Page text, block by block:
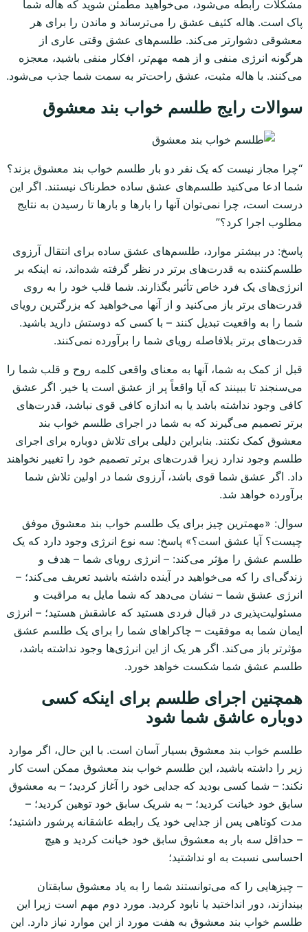
مشکلات رابطه می‌شود، می‌خواهید مطمئن شوید که هاله شما
پاک است. هاله کثیف عشق را می‌ترساند و ماندن را برای هر
معشوقی دشوارتر می‌کند. طلسم‌های عشق وقتی عاری از
هرگونه انرژی منفی و از همه مهم‌تر، افکار منفی باشید، معجزه
می‌کنند. با هاله مثبت، عشق راحت‌تر به سمت شما جذب می‌شود.
سوالات رایج طلسم خواب بند معشوق
“چرا مجاز نیست که یک نفر دو بار طلسم خواب بند معشوق بزند؟
شما ادعا می‌کنید طلسم‌های عشق ساده خطرناک نیستند. اگر این
درست است، چرا نمی‌توان آنها را بارها و بارها تا رسیدن به نتایج
مطلوب اجرا کرد؟”
پاسخ: در بیشتر موارد، طلسم‌های عشق ساده برای انتقال آرزوی
طلسم‌کننده به قدرت‌های برتر در نظر گرفته شده‌اند، نه اینکه بر
انرژی‌های یک فرد خاص تأثیر بگذارند. شما قلب خود را به روی
قدرت‌های برتر باز می‌کنید و از آنها می‌خواهید که بزرگترین رویای
شما را به واقعیت تبدیل کنند – با کسی که دوستش دارید باشید.
قدرت‌های برتر بلافاصله رویای شما را برآورده نمی‌کنند.
قبل از کمک به شما، آنها به معنای واقعی کلمه روح و قلب شما را
می‌سنجند تا ببینند که آیا واقعاً پر از عشق است یا خیر. اگر عشق
کافی وجود نداشته باشد یا به اندازه کافی قوی نباشد، قدرت‌های
برتر تصمیم می‌گیرند که به شما در اجرای طلسم خواب بند
معشوق کمک نکنند. بنابراین دلیلی برای تلاش دوباره برای اجرای
طلسم وجود ندارد زیرا قدرت‌های برتر تصمیم خود را تغییر نخواهند
داد. اگر عشق شما قوی باشد، آرزوی شما در اولین تلاش شما
برآورده خواهد شد.
سوال: «مهمترین چیز برای یک طلسم خواب بند معشوق موفق
چیست؟ آیا عشق است؟» پاسخ: سه نوع انرژی وجود دارد که یک
طلسم عشق را مؤثر می‌کند: – انرژی رویای شما – هدف و
زندگی‌ای را که می‌خواهید در آینده داشته باشید تعریف می‌کند؛ –
انرژی عشق شما – نشان می‌دهد که شما مایل به مراقبت و
مسئولیت‌پذیری در قبال فردی هستید که عاشقش هستید؛ – انرژی
ایمان شما به موفقیت – چاکراهای شما را برای یک طلسم عشق
مؤثرتر باز می‌کند. اگر هر یک از این انرژی‌ها وجود نداشته باشد،
طلسم عشق شما شکست خواهد خورد.
همچنین اجرای طلسم برای اینکه کسی
دوباره عاشق شما شود
طلسم خواب بند معشوق بسیار آسان است. با این حال، اگر موارد
زیر را داشته باشید، این طلسم خواب بند معشوق ممکن است کار
نکند: – شما کسی بودید که جدایی خود را آغاز کردید؛ – به معشوق
سابق خود خیانت کردید؛ – به شریک سابق خود توهین کردید؛ –
مدت کوتاهی پس از جدایی خود یک رابطه عاشقانه پرشور داشتید؛
– حداقل سه بار به معشوق سابق خود خیانت کردید و هیچ
احساسی نسبت به او نداشتید؛
– چیزهایی را که می‌توانستند شما را به یاد معشوق سابقتان
بیندازند، دور انداختید یا نابود کردید. مورد دوم مهم است زیرا این
طلسم خواب بند معشوق به هفت مورد از این موارد نیاز دارد. این